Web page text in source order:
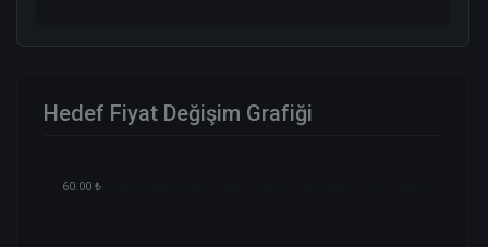
Hedef Fiyat Değişim Grafiği
60.00 ₺